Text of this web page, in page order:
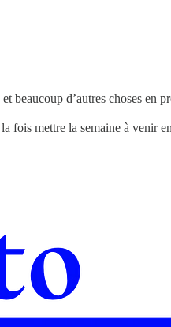
beaucoup d’autres choses en
mettre la semaine à venir